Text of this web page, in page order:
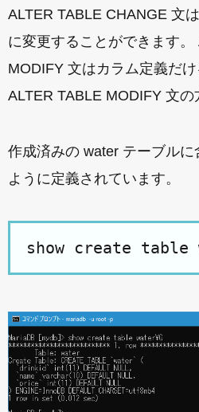
ALTER TABLE CHANGE 文
に変更することができます。
MODIFY 文はカラム定義だ
ALTER TABLE MODIFY 文の
作成済みの water テーブル
ように定義されています。
show create table